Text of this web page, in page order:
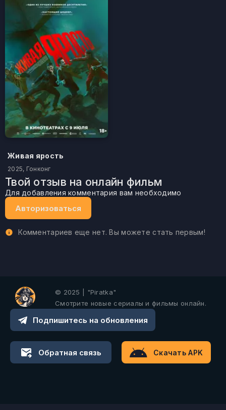
Живая ярость
2025, Гонконг
Твой отзыв на онлайн фильм
Для добавления комментария вам необходимо
Авторизоваться
Комментариев еще нет. Вы можете стать первым!
© 2025 | "Piratka"
Смотрите новые сериалы и фильмы онлайн.
Подпишитесь на обновления
Обратная связь Скачать APK